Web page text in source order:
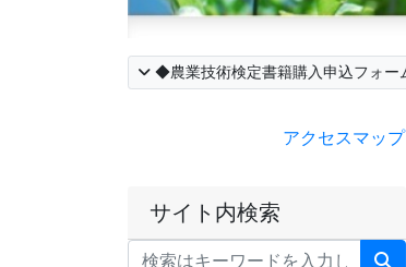
◆農業技術検定書籍購入申込フォー
アクセスマッ
サイト内検索